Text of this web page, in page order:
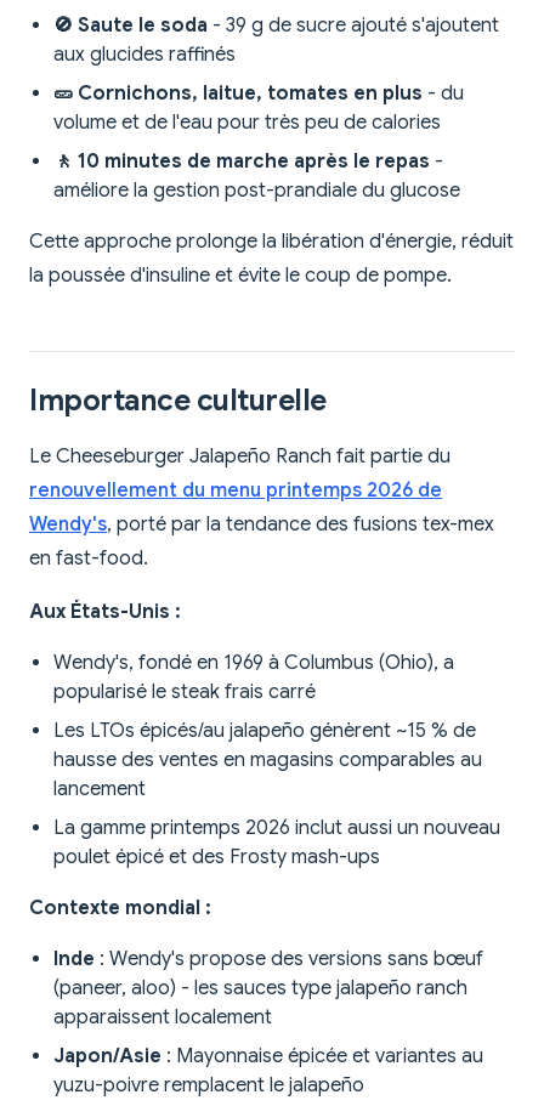
🚫 Saute le soda - 39 g de sucre ajouté s'ajoutent
aux glucides raffinés
🥒 Cornichons, laitue, tomates en plus - du
volume et de l'eau pour très peu de calories
🚶 10 minutes de marche après le repas -
améliore la gestion post-prandiale du glucose
Cette approche prolonge la libération d'énergie, réduit
la poussée d'insuline et évite le coup de pompe.
Importance culturelle
Le Cheeseburger Jalapeño Ranch fait partie du
renouvellement du menu printemps 2026 de
Wendy's, porté par la tendance des fusions tex-mex
en fast-food.
Aux États-Unis :
Wendy's, fondé en 1969 à Columbus (Ohio), a
popularisé le steak frais carré
Les LTOs épicés/au jalapeño génèrent ~15 % de
hausse des ventes en magasins comparables au
lancement
La gamme printemps 2026 inclut aussi un nouveau
poulet épicé et des Frosty mash-ups
Contexte mondial :
Inde : Wendy's propose des versions sans bœuf
(paneer, aloo) - les sauces type jalapeño ranch
apparaissent localement
Japon/Asie : Mayonnaise épicée et variantes au
yuzu-poivre remplacent le jalapeño